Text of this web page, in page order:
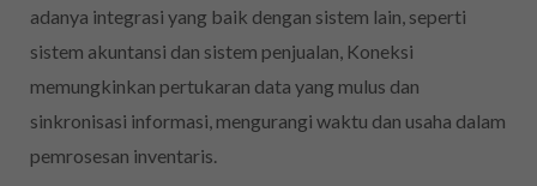
adanya integrasi yang baik dengan sistem lain, seperti
sistem akuntansi dan sistem penjualan, Koneksi
memungkinkan pertukaran data yang mulus dan
sinkronisasi informasi, mengurangi waktu dan usaha dalam
pemrosesan inventaris.